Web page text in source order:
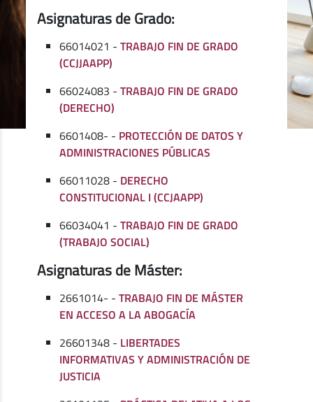
Asignaturas de Grado:
66014021 -TRABAJO FIN DE GRADO
(CCJJAAPP)
66024083 -TRABAJO FIN DE GRADO
(DERECHO)
6601408- - PROTECCIÓN DE DATOS Y
ADMINISTRACIONES PÚBLICAS
66011028 - DERECHO
CONSTITUCIONAL I (CCJAAPP)
66034041 -TRABAJO FIN DE GRADO
(TRABAJO SOCIAL)
Asignaturas de Máster:
2661014- -TRABAJO FIN DE MÁSTER
EN ACCESO A LA ABOGACÍA
26601348 - LIBERTADES
INFORMATIVAS Y ADMINISTRACIÓN DE
JUSTICIA